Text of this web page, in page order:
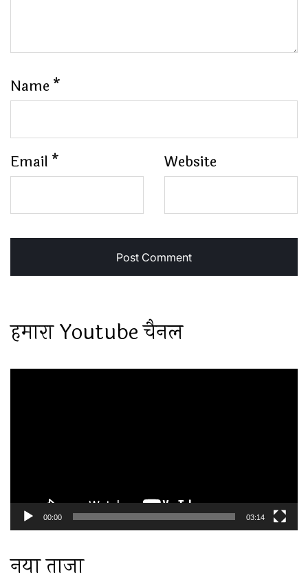
Name *
Email * Website
हमारा Youtube चैनल
00:00 03:14
नया ताजा